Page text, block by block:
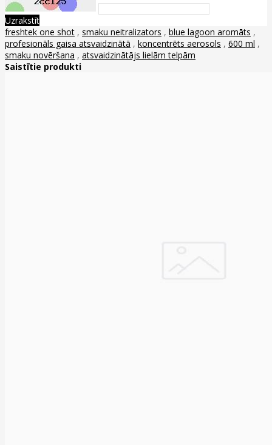
Uzrakstīt
freshtek one shot , smaku neitralizators , blue lagoon aromāts ,
profesionāls gaisa atsvaidzinātā , koncentrēts aerosols , 600 ml ,
smaku novēršana , atsvaidzinātājs lielām telpām
Saistītie produkti